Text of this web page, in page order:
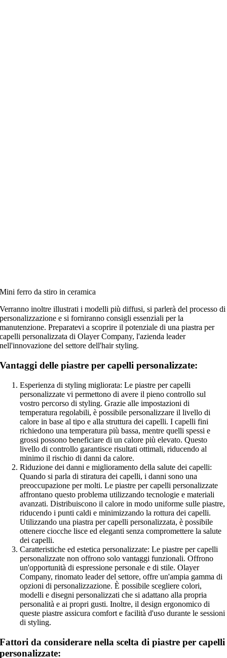
Mini ferro da stiro in ceramica
Verranno inoltre illustrati i modelli più diffusi, si parlerà del processo di
personalizzazione e si forniranno consigli essenziali per la
manutenzione. Preparatevi a scoprire il potenziale di una piastra per
capelli personalizzata di Olayer Company, l'azienda leader
nell'innovazione del settore dell'hair styling.
Vantaggi delle piastre per capelli personalizzate:
Esperienza di styling migliorata: Le piastre per capelli
personalizzate vi permettono di avere il pieno controllo sul
vostro percorso di styling. Grazie alle impostazioni di
temperatura regolabili, è possibile personalizzare il livello di
calore in base al tipo e alla struttura dei capelli. I capelli fini
richiedono una temperatura più bassa, mentre quelli spessi e
grossi possono beneficiare di un calore più elevato. Questo
livello di controllo garantisce risultati ottimali, riducendo al
minimo il rischio di danni da calore.
Riduzione dei danni e miglioramento della salute dei capelli:
Quando si parla di stiratura dei capelli, i danni sono una
preoccupazione per molti. Le piastre per capelli personalizzate
affrontano questo problema utilizzando tecnologie e materiali
avanzati. Distribuiscono il calore in modo uniforme sulle piastre,
riducendo i punti caldi e minimizzando la rottura dei capelli.
Utilizzando una piastra per capelli personalizzata, è possibile
ottenere ciocche lisce ed eleganti senza compromettere la salute
dei capelli.
Caratteristiche ed estetica personalizzate: Le piastre per capelli
personalizzate non offrono solo vantaggi funzionali. Offrono
un'opportunità di espressione personale e di stile. Olayer
Company, rinomato leader del settore, offre un'ampia gamma di
opzioni di personalizzazione. È possibile scegliere colori,
modelli e disegni personalizzati che si adattano alla propria
personalità e ai propri gusti. Inoltre, il design ergonomico di
queste piastre assicura comfort e facilità d'uso durante le sessioni
di styling.
Fattori da considerare nella scelta di piastre per capelli
personalizzate: